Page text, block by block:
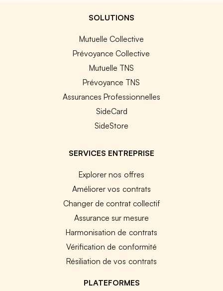
SOLUTIONS
Mutuelle Collective
Prévoyance Collective
Mutuelle TNS
Prévoyance TNS
Assurances Professionnelles
SideCard
SideStore
SERVICES ENTREPRISE
Explorer nos offres
Améliorer vos contrats
Changer de contrat collectif
Assurance sur mesure
Harmonisation de contrats
Vérification de conformité
Résiliation de vos contrats
PLATEFORMES